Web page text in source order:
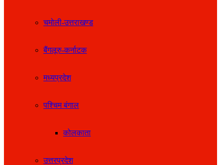
चमोली-उत्तराखण्ड
बैंगलूरु-कर्नाटक
मध्यप्रदेश
पश्चिम बंगाल
कोलकाता
उत्तरप्रदेश